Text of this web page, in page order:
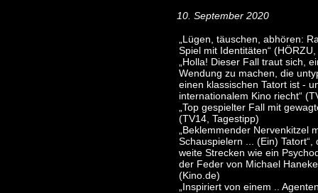
10. September 2020
„Lügen, täuschen, abhören:
Spiel mit Identitäten“
„Holla! Dieser Fall traut sich,
Wendung zu machen, die
einen klassischen Tatort ist -
internationalem Kino riecht“
„Top gespielter Fall mit
(TV14, Tagestipp)
„Beklemmender Nervenkitzel
Schauspielern ... (Ein) Tatort“,
weite Strecken wie ein
der Feder von Michael
(Kino.de)
„Inspiriert von einem ..